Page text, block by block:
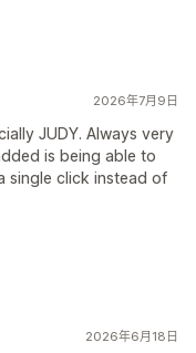
2026年7月9日
JUDY. Always very
is being able to
single click instead of
2026年6月18日